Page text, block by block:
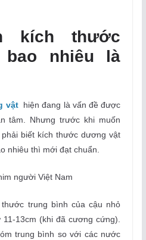
kích thước
nhiêu là
vật hiện đang là vấn đề được
tâm. Nhưng trước khi muốn
biết kích thước dương vật
nhiêu thì mới đạt chuẩn.
trung bình của cậu nhỏ
13cm (khi đã cương cứng).
trung bình so với các nước